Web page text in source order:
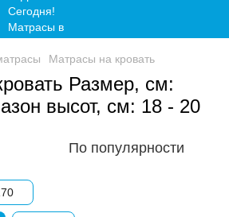
Матрасы на кровать
Размер, см:
высот, см: 18 - 20
По популярности